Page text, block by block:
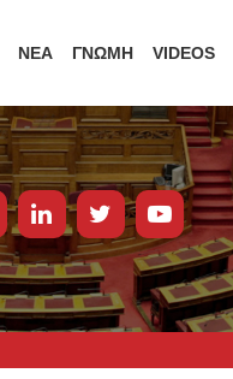
ΝΕΑ ΓΝΩΜΗ VIDEOS